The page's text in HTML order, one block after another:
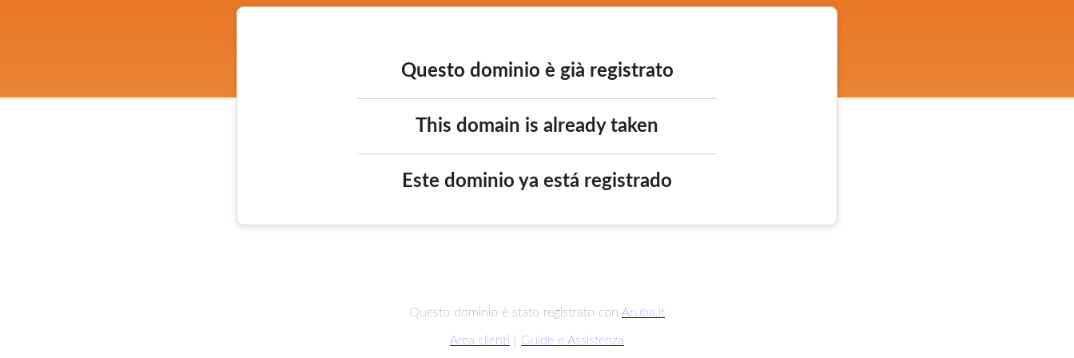
Questo dominio è già registrato
This domain is already taken
Este dominio ya está registrado
Questo dominio è stato registrato con Aruba.it
Area clienti Guide e Assistenza